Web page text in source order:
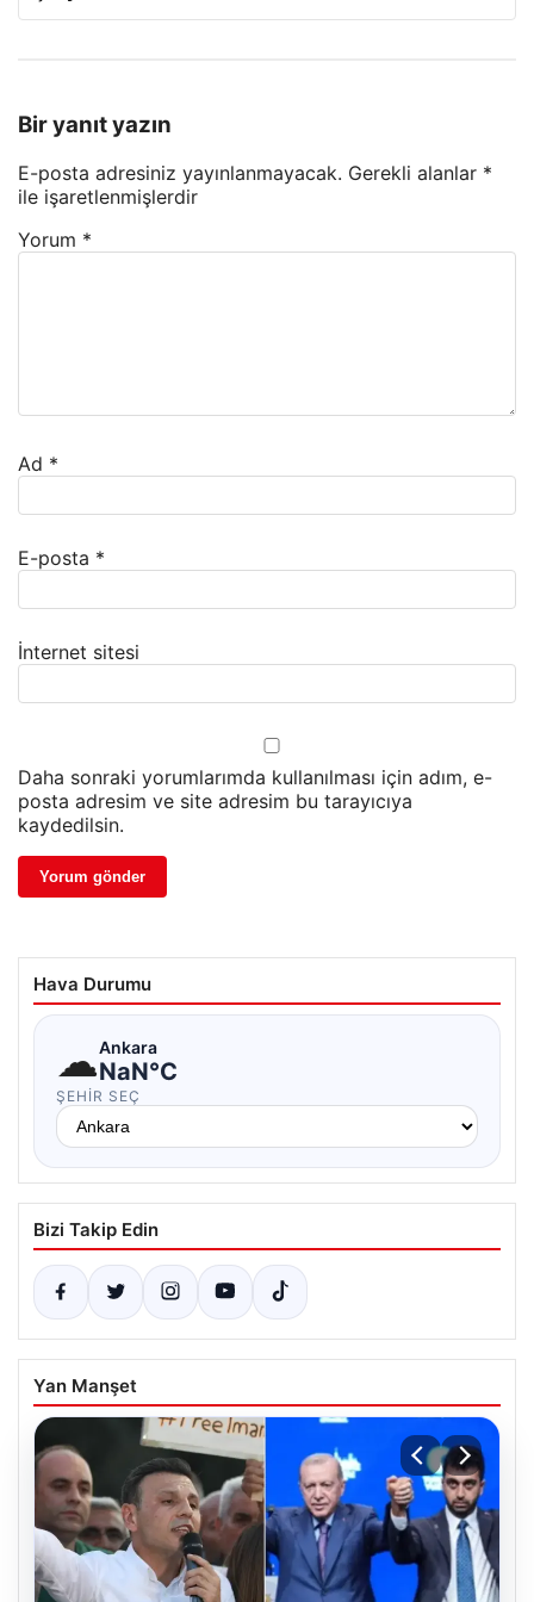
Bir yanıt yazın
E-posta adresiniz yayınlanmayacak. Gerekli alanlar *
ile işaretlenmişlerdir
Yorum *
Ad *
E-posta *
İnternet sitesi
Daha sonraki yorumlarımda kullanılması için adım, e-
posta adresim ve site adresim bu tarayıcıya
kaydedilsin.
Hava Durumu
☁Ankara
NaN°C
ŞEHIR SEÇ
Bizi Takip Edin
Yan Manşet